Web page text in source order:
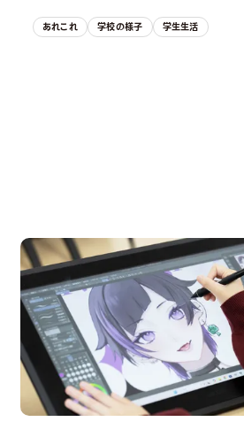
あれこれ 学校の様子 学生生活
Campus